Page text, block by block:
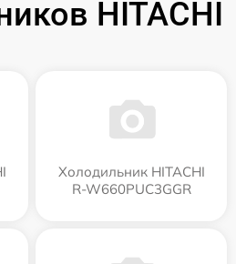
HITACHI
Холодильник HITACHI
R-W660PUC3GGR